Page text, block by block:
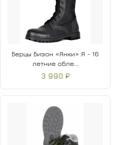
Берцы Бизон «Янки» Я - 16
летние обле...
3 990 ₽